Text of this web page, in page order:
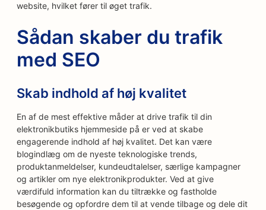
website, hvilket fører til øget trafik.
Sådan skaber du trafik
med SEO
Skab indhold af høj kvalitet
En af de mest effektive måder at drive trafik til din
elektronikbutiks hjemmeside på er ved at skabe
engagerende indhold af høj kvalitet. Det kan være
blogindlæg om de nyeste teknologiske trends,
produktanmeldelser, kundeudtalelser, særlige kampagner
og artikler om nye elektronikprodukter. Ved at give
værdifuld information kan du tiltrække og fastholde
besøgende og opfordre dem til at vende tilbage og dele dit